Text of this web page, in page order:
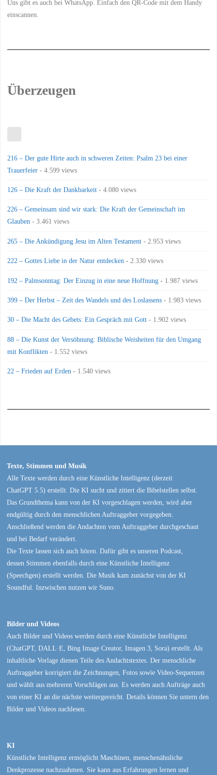
Uns gibt es auch bei WhatsApp. Einfach den QR-Code mit dem Handy
einscannen.
Überzeugen
216 – Der gute Hirte auch in schweren Zeiten: Psalm 23 bei einer
Trauerfeier - 4.599 views
126 – Die Kraft der Dankbarkeit - 4.080 views
226 – Gemeinsam sind wir stark: Die Kraft der Gemeinschaft im
Glauben - 3.461 views
265 – Die Ankündigung Jesu im Alten Testament - 2.953 views
222 – Gottes Liebe in der Natur entdecken - 2.330 views
192 – Palmsonntag: Der Einzug in eine neue Hoffnung - 1.987 views
399 – Der Herbst – Zeit des Wandels und des Loslassens - 1.983 views
30 – Die Macht des Gebets: Ein Gespräch mit Gott - 1.902 views
88 – Die Kunst der Versöhnung: Biblische Weisheiten für den Umgang
mit Konflikten - 1.552 views
22 – Frieden auf Erden - 1.540 views
Texte, Stimmen und Musik
Alle Texte werden durch eine Künstliche Intelligenz (derzeit
ChatGPT 5.5) erstellt. Die KI sucht und zitiert die Bibelstellen selbst.
Das Grundthema kann von der KI vorgeschlagen werden, wird aber
endgültig durch den menschlichen Auftraggeber vorgegeben.
Anschließend werden die Andachten vom Auftraggeber durchgeschaut
und bei Bedarf verändert.
Die Texte lassen sich auch hören. Dafür gibt es unseren Podcast,
dessen Stimmen ebenfalls durch eine Künstliche Intelligenz
(Speechgen) erstellt werden. Die Musik kam zunächst von der KI
Soundful. Inzwischen nutzen wir Suno.
Bilder und Videos
Auch Bilder und Videos werden durch eine Künstliche Intelligenz
(ChatGPT, DALL·E, Bing Image Creator, Imagen 3, Sora) erstellt. Als
inhaltliche Vorlage dienen Teile des Andachtstextes. Der menschliche
Auftraggeber korrigiert die Zeichnungen, Fotos sowie Video-Sequenzen
und wählt aus mehreren Vorschlägen aus. Es werden auch Aufträge auch
von einer KI an die nächste weitergereicht. Details können Sie untern den
Bilder und Videos nachlesen.
KI
Künstliche Intelligenz ermöglicht Maschinen, menschenähnliche
Denkprozesse nachzuahmen. Sie kann aus Erfahrungen lernen und